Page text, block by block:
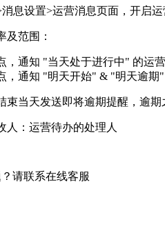
息设置>运营消息页面，开启
及范围：
，通知 "当天处于进行中" 的运
，通知 "明天开始" & "明天逾期
束当天发送即将逾期提醒，逾
人：运营待办的处理人
请联系在线客服